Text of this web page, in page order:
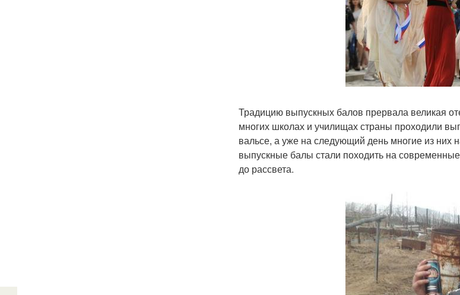
Традицию выпускных балов прервала великая
многих школах и училищах страны проходили
вальсе, а уже на следующий день многие из
выпускные балы стали походить на
до рассвета.